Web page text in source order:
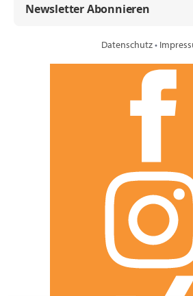
Newsletter Abonnieren
Datenschutz•